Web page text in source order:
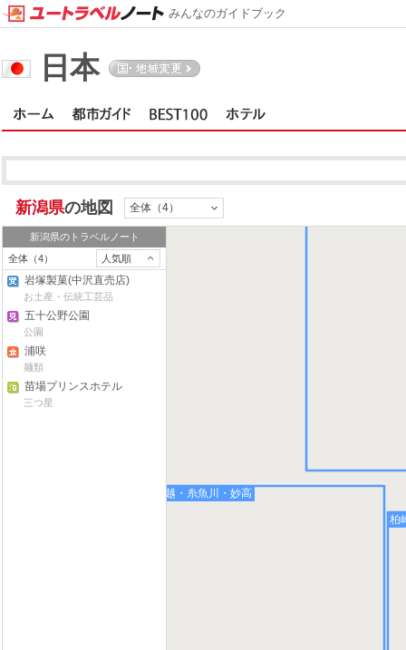
日本
新潟県の地図 全体（4）
新潟県のトラベルノート
全体（4）
人気順
岩塚製菓(中沢直売店)
お土産・伝統工芸品
五十公野公園
公園
浦咲
麺類
苗場プリンスホテル
三つ星
上越・糸魚川・妙高
柏
佐渡
みんなのガイドブック